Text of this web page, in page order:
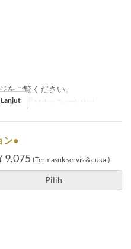
をご覧ください。
Makanan Makan Tengah Hari
ン●
9,075 (Termasuk servis & cukai)
Pilih